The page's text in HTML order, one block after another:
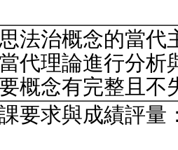
法治概念的當代
代理論進行分析
概念有完整且
要求與成績評量